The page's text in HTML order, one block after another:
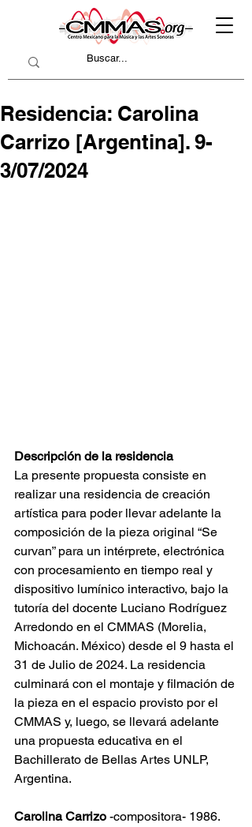
Residencia: Carolina
Carrizo [Argentina]. 9-
3/07/2024
Descripción de la residencia
La presente propuesta consiste en
realizar una residencia de creación
artística para poder llevar adelante la
composición de la pieza original “Se
curvan” para un intérprete, electrónica
con procesamiento en tiempo real y
dispositivo lumínico interactivo, bajo la
tutoría del docente Luciano Rodríguez
Arredondo en el CMMAS (Morelia,
Michoacán. México) desde el 9 hasta el
31 de Julio de 2024. La residencia
culminará con el montaje y filmación de
la pieza en el espacio provisto por el
CMMAS y, luego, se llevará adelante
una propuesta educativa en el
Bachillerato de Bellas Artes UNLP,
Argentina.
Carolina Carrizo -compositora- 1986.